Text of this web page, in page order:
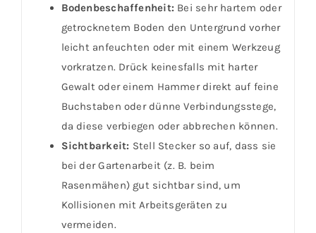
Bodenbeschaffenheit: Bei sehr hartem oder
getrocknetem Boden den Untergrund vorher
leicht anfeuchten oder mit einem Werkzeug
vorkratzen. Drück keinesfalls mit harter
Gewalt oder einem Hammer direkt auf feine
Buchstaben oder dünne Verbindungsstege,
da diese verbiegen oder abbrechen können.
Sichtbarkeit: Stell Stecker so auf, dass sie
bei der Gartenarbeit (z. B. beim
Rasenmähen) gut sichtbar sind, um
Kollisionen mit Arbeitsgeräten zu
vermeiden.